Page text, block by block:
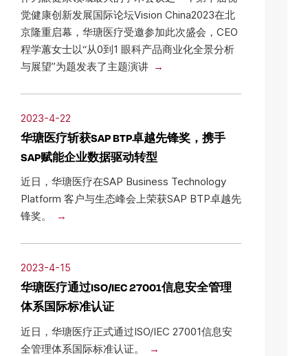
觉健康创新发展国际论坛Vision China2023在北
京隆重启幕，华瑭医疗受邀参加此次盛会，CEO
程学蕙女士以“从0到1 眼科产品商业化全景分析
与展望”为题发表了主题演讲
2023-4-22
华瑭医疗斩获SAP BTP卓越先锋奖，携手
SAP赋能企业数据驱动转型
近日，华瑭医疗在SAP Business Technology
Platform 客户与生态峰会上荣获SAP BTP卓越先
锋奖。
2023-4-15
华瑭医疗通过ISO/IEC 27001信息安全管理
体系国际标准认证
近日，华瑭医疗正式通过ISO/IEC 27001信息安
全管理体系国际标准认证。